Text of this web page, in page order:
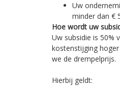
Uw
minder dan €
Hoe wordt uw
Uw subsidie is 50%
kostenstijging
we de drempelprijs.
Hierbij geldt: